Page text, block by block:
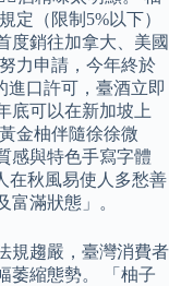
定（限制5%以下）
度銷往加拿大、美國
力申請，今年終於
進口許可，臺酒立即
底可以在新加坡上
金柚伴隨徐徐微
感與特色手寫字體
在秋風易使人多愁善
滿狀態」。
規趨嚴，臺灣消費者
萎縮態勢。 「柚子